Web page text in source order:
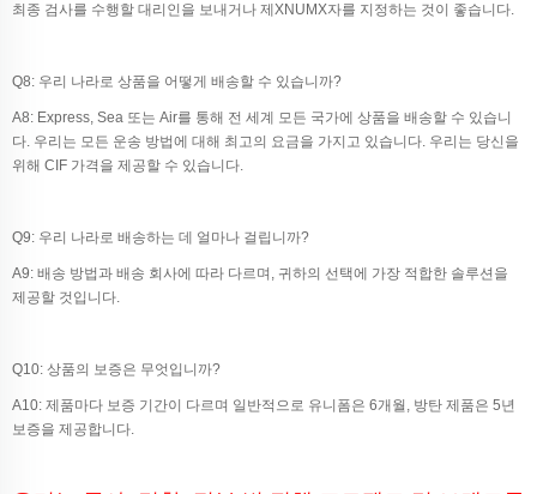
최종 검사를 수행할 대리인을 보내거나 제XNUMX자를 지정하는 것이 좋습니다.
Q8: 우리 나라로 상품을 어떻게 배송할 수 있습니까?
A8: Express, Sea 또는 Air를 통해 전 세계 모든 국가에 상품을 배송할 수 있습니
다. 우리는 모든 운송 방법에 대해 최고의 요금을 가지고 있습니다. 우리는 당신을
위해 CIF 가격을 제공할 수 있습니다.
Q9: 우리 나라로 배송하는 데 얼마나 걸립니까?
A9: 배송 방법과 배송 회사에 따라 다르며, 귀하의 선택에 가장 적합한 솔루션을
제공할 것입니다.
Q10: 상품의 보증은 무엇입니까?
A10: 제품마다 보증 기간이 다르며 일반적으로 유니폼은 6개월, 방탄 제품은 5년
보증을 제공합니다.